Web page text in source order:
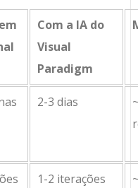
Com a IA do
Visual
Paradigm
2-3 dias
1-2 iterações